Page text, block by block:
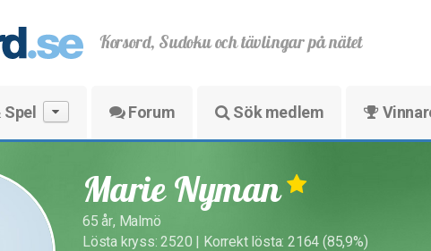
Korsord, Sudoku och tävlingar på nätet
Forum Sök medlem
Marie Nyman
65 år, Malmö
Lösta kryss: 2520 | Korrekt lösta: 2164 (85,9%)